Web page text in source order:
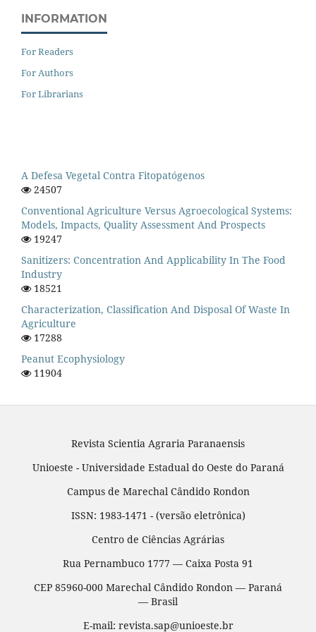
INFORMATION
For Readers
For Authors
For Librarians
A Defesa Vegetal Contra Fitopatógenos
24507
Conventional Agriculture Versus Agroecological Systems:
Models, Impacts, Quality Assessment And Prospects
19247
Sanitizers: Concentration And Applicability In The Food
Industry
18521
Characterization, Classification And Disposal Of Waste In
Agriculture
17288
Peanut Ecophysiology
11904
Revista Scientia Agraria Paranaensis
Unioeste - Universidade Estadual do Oeste do Paraná
Campus de Marechal Cândido Rondon
ISSN: 1983-1471 - (versão eletrônica)
Centro de Ciências Agrárias
Rua Pernambuco 1777 — Caixa Posta 91
CEP 85960-000 Marechal Cândido Rondon — Paraná
— Brasil
E-mail: revista.sap@unioeste.br